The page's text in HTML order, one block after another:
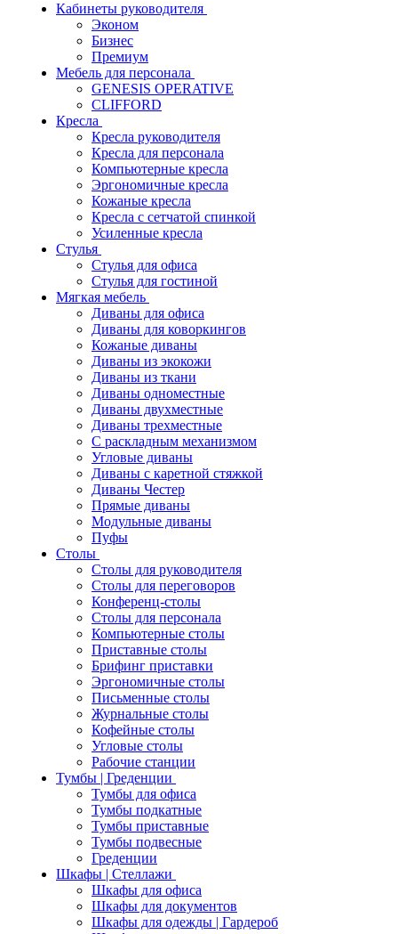
Кабинеты руководителя
Эконом
Бизнес
Премиум
Мебель для персонала
GENESIS OPERATIVE
CLIFFORD
Кресла
Кресла руководителя
Кресла для персонала
Компьютерные кресла
Эргономичные кресла
Кожаные кресла
Кресла с сетчатой спинкой
Усиленные кресла
Стулья
Стулья для офиса
Стулья для гостиной
Мягкая мебель
Диваны для офиса
Диваны для коворкингов
Кожаные диваны
Диваны из экокожи
Диваны из ткани
Диваны одноместные
Диваны двухместные
Диваны трехместные
С раскладным механизмом
Угловые диваны
Диваны с каретной стяжкой
Диваны Честер
Прямые диваны
Модульные диваны
Пуфы
Столы
Столы для руководителя
Столы для переговоров
Конференц-столы
Столы для персонала
Компьютерные столы
Приставные столы
Брифинг приставки
Эргономичные столы
Письменные столы
Журнальные столы
Кофейные столы
Угловые столы
Рабочие станции
Тумбы | Греденции
Тумбы для офиса
Тумбы подкатные
Тумбы приставные
Тумбы подвесные
Греденции
Шкафы | Стеллажи
Шкафы для офиса
Шкафы для документов
Шкафы для одежды | Гардероб